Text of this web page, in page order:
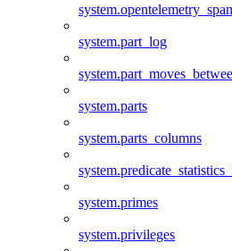
system.part_log
system.parts
system.parts_columns
system.primes
system.privileges